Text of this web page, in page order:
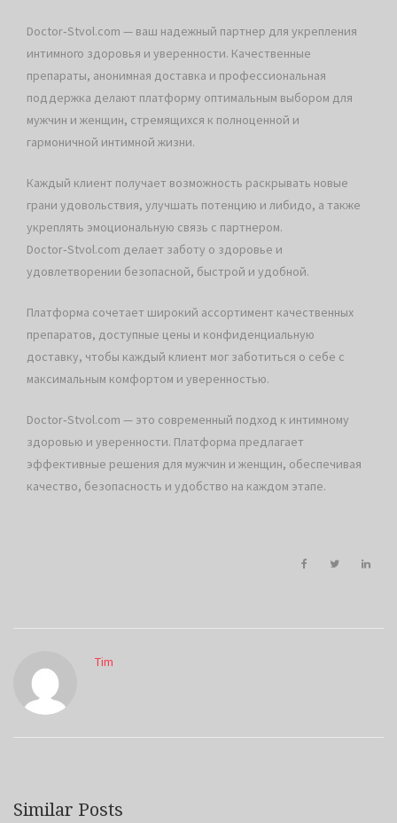
Doctor‑Stvol.com — ваш надежный партнер для укрепления
интимного здоровья и уверенности. Качественные
препараты, анонимная доставка и профессиональная
поддержка делают платформу оптимальным выбором для
мужчин и женщин, стремящихся к полноценной и
гармоничной интимной жизни.
Каждый клиент получает возможность раскрывать новые
грани удовольствия, улучшать потенцию и либидо, а также
укреплять эмоциональную связь с партнером.
Doctor‑Stvol.com делает заботу о здоровье и
удовлетворении безопасной, быстрой и удобной.
Платформа сочетает широкий ассортимент качественных
препаратов, доступные цены и конфиденциальную
доставку, чтобы каждый клиент мог заботиться о себе с
максимальным комфортом и уверенностью.
Doctor‑Stvol.com — это современный подход к интимному
здоровью и уверенности. Платформа предлагает
эффективные решения для мужчин и женщин, обеспечивая
качество, безопасность и удобство на каждом этапе.
Tim
Similar Posts